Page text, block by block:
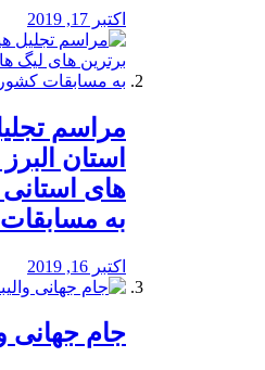
اکتبر 17, 2019
مراسم
استان
های
به
اکتبر 16, 2019
جام جهانی